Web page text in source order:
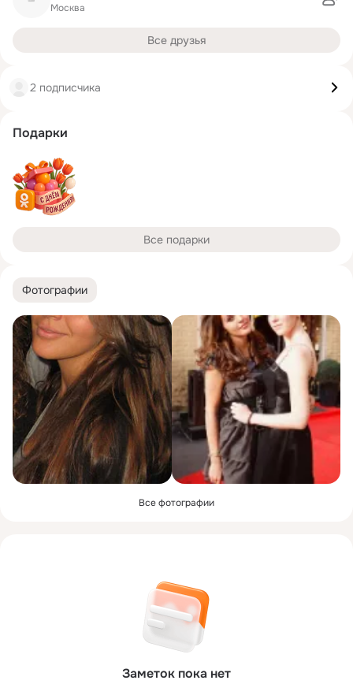
Фотографии
Все фотографии
Заметок пока нет
Москва
Все друзья
2 подписчика
Подарки
Все подарки